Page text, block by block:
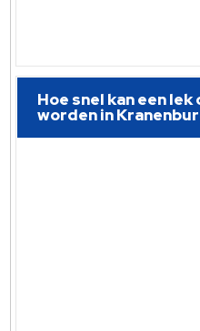
Hoe snel kan een
worden in